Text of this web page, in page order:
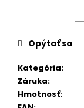
Kategória:
Záruka:
Hmotnosť:
Opýtať sa